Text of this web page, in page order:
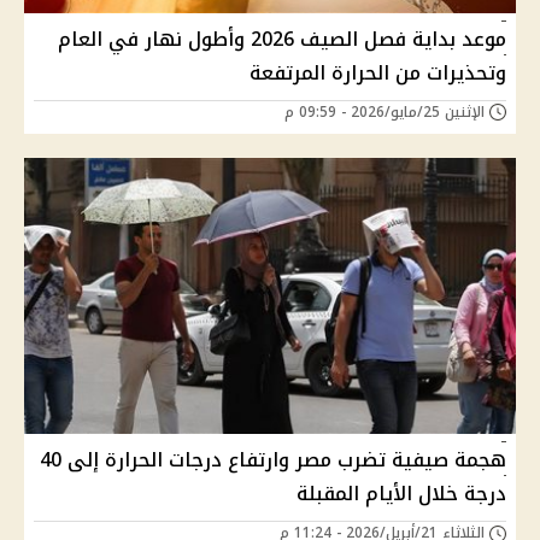
موعد بداية فصل الصيف 2026 وأطول نهار في العام
وتحذيرات من الحرارة المرتفعة
الإثنين 25/مايو/2026 - 09:59 م
هجمة صيفية تضرب مصر وارتفاع درجات الحرارة إلى 40
درجة خلال الأيام المقبلة
الثلاثاء 21/أبريل/2026 - 11:24 م